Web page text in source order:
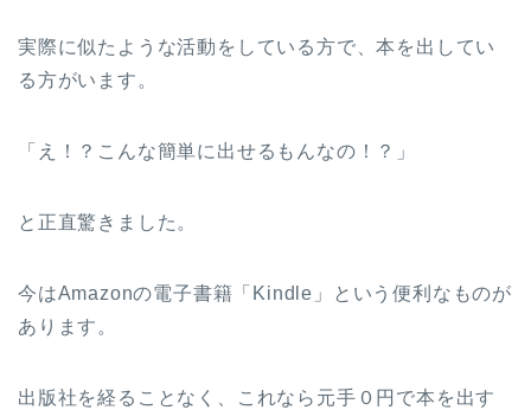
実際に似たような活動をしている方で、本を出してい
る方がいます。
「え！？こんな簡単に出せるもんなの！？」
と正直驚きました。
今はAmazonの電子書籍「Kindle」という便利なものが
あります。
出版社を経ることなく、これなら元手０円で本を出す